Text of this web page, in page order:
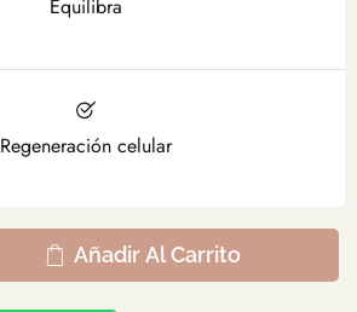
Equilibra
Regeneración celular
Añadir Al Carrito